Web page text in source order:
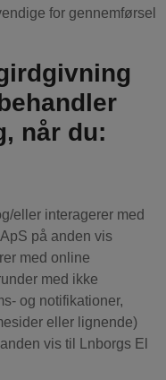
for gennemførsel
når du:
eller interagerer med
på anden vis
med online
med ikke
og notifikationer,
eller lignende)
vis til Lnborgs El